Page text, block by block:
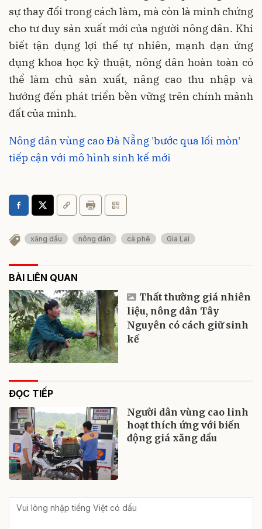
sự thay đổi trong cách làm, mà còn là minh chứng
cho tư duy sản xuất mới của người nông dân. Khi
biết tận dụng lợi thế tự nhiên, mạnh dạn ứng
dụng khoa học kỹ thuật, nông dân hoàn toàn có
thể làm chủ sản xuất, nâng cao thu nhập và
hướng đến phát triển bền vững trên chính mảnh
đất của mình.
Nông dân vùng cao Đà Nẵng 'bước qua lối mòn'
tiếp cận với mô hình sinh kế mới
xăng dầu nông dân cà phê Gia Lai
BÀI LIÊN QUAN
Thất thường giá nhiên
liệu, nông dân Tây
Nguyên có cách giữ sinh
kế
ĐỌC TIẾP
Người dân vùng cao linh
hoạt thích ứng với biến
động giá xăng dầu